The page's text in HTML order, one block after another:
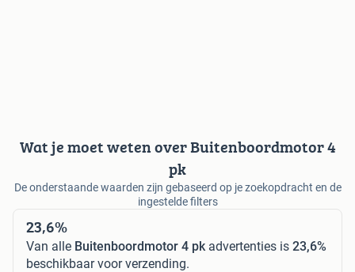
Wat je moet weten over Buitenboordmotor 4
pk
De onderstaande waarden zijn gebaseerd op je zoekopdracht en de
ingestelde filters
23,6%
Van alle Buitenboordmotor 4 pk advertenties is 23,6%
beschikbaar voor verzending.